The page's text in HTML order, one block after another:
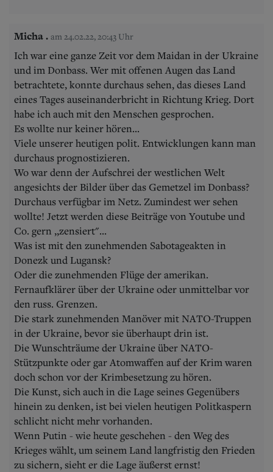
Micha . am 24.02.22, 20:43 Uhr
Ich war eine ganze Zeit vor dem Maidan in der Ukraine
und im Donbass. Wer mit offenen Augen das Land
betrachtete, konnte durchaus sehen, das dieses Land
eines Tages auseinanderbricht in Richtung Krieg. Dort
habe ich auch mit den Menschen gesprochen.
Es wollte nur keiner hören...
Viele unserer heutigen polit. Entwicklungen kann man
durchaus prognostizieren.
Wo war denn der Aufschrei der westlichen Welt
angesichts der Bilder über das Gemetzel im Donbass?
Durchaus verfügbar im Netz. Zumindest wer sehen
wollte! Jetzt werden diese Beiträge von Youtube und
Co. gern ,,zensiert"...
Was ist mit den zunehmenden Sabotageakten in
Donezk und Lugansk?
Oder die zunehmenden Flüge der amerikan.
Fernaufklärer über der Ukraine oder unmittelbar vor
den russ. Grenzen.
Die stark zunehmenden Manöver mit NATO-Truppen
in der Ukraine, bevor sie überhaupt drin ist.
Die Wunschträume der Ukraine über NATO-
Stützpunkte oder gar Atomwaffen auf der Krim waren
doch schon vor der Krimbesetzung zu hören.
Die Kunst, sich auch in die Lage seines Gegenübers
hinein zu denken, ist bei vielen heutigen Politkaspern
schlicht nicht mehr vorhanden.
Wenn Putin - wie heute geschehen - den Weg des
Krieges wählt, um seinem Land langfristig den Frieden
zu sichern, sieht er die Lage äußerst ernst!